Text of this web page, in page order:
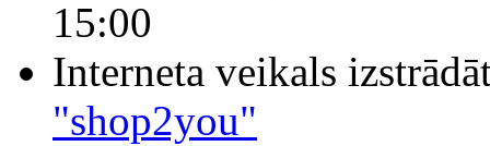
15:00
Interneta veikals
"shop2you"